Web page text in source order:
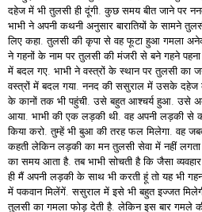
दहेज में भी तुलसी ही दूंगी. कुछ समय बीत जाने पर
भाभी ने अपनी कथनी अनुसार बारातियों के सामने
लिए कहा. तुलसी की कृपा से वह फूटा हुआ गमला
ने गहनों के नाम पर तुलसी की मंजरी से बने गहने
में बदल गए. भाभी ने वस्त्रों के स्थान पर तुलसी का
वस्त्रों में बदल गया. ननद की ससुराल में उसके दहेज
के कानों तक भी पहुंची. उसे बहुत आश्चर्य हुआ. उसे
आया. भाभी की एक लड़की थी. वह अपनी लड़की से
किया करो. तुम्हें भी बुआ की तरह फल मिलेगा. वह
कहती लेकिन लड़की का मन तुलसी सेवा में नहीं
का समय आता है. तब भाभी सोचती है कि जैसा
ही मैं अपनी लड़की के साथ भी करती हूं तो यह भी
में पकवान मिलेंगें. ससुराल में इसे भी बहुत इज्जत
तुलसी का गमला फोड़ देती है. लेकिन इस बार गमले की